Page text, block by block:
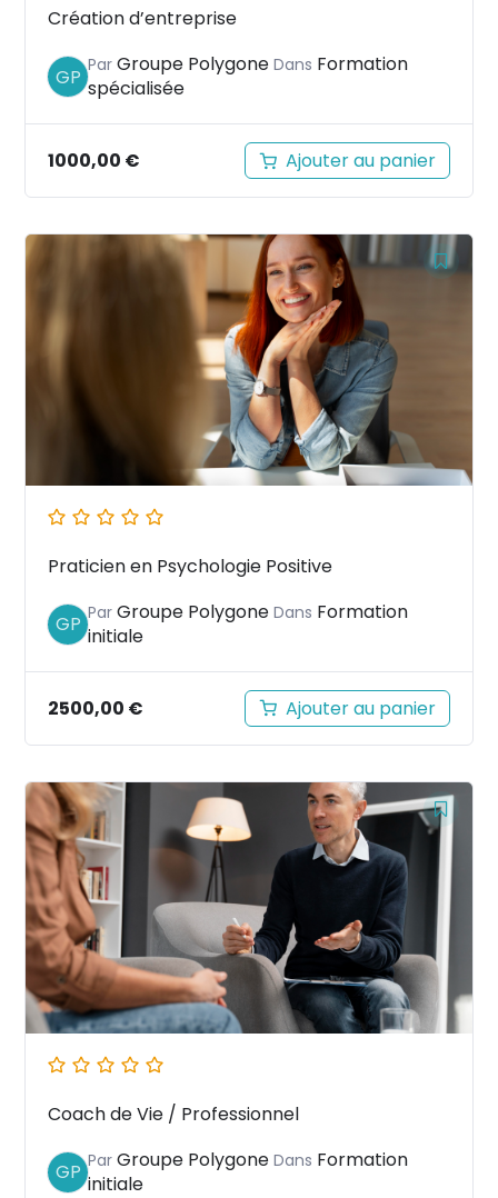
Création d’entreprise
GP ParGroupe Polygone Dans Formation
spécialisée
1000,00 € Ajouter au panier
Praticien en Psychologie Positive
GP ParGroupe Polygone Dans Formation
initiale
2500,00 € Ajouter au panier
Coach de Vie / Professionnel
GP ParGroupe Polygone Dans Formation
initiale